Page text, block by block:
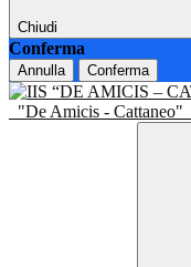
Chiudi
Conferma
Annulla Conferma
"De Amicis - Cattaneo"